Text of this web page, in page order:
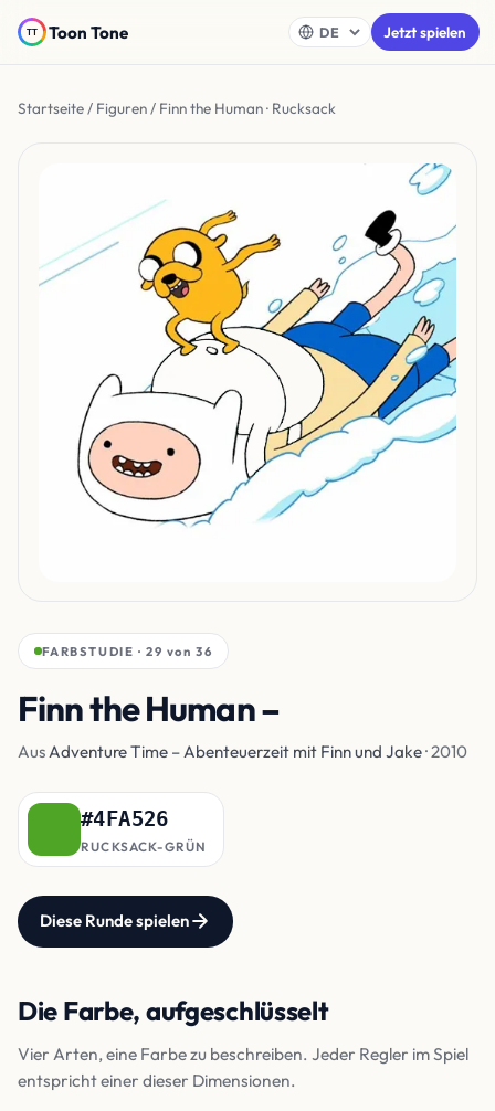
Toon Tone Jetzt spielen
Startseite/ Figuren/ Finn the Human · Rucksack
FARBSTUDIE · 29 von 36
Finn the Human –
AusAdventure Time – Abenteuerzeit mit Finn und Jake· 2010
#4FA526
RUCKSACK-GRÜN
Diese Runde spielen
Die Farbe, aufgeschlüsselt
Vier Arten, eine Farbe zu beschreiben. Jeder Regler im Spiel
entspricht einer dieser Dimensionen.